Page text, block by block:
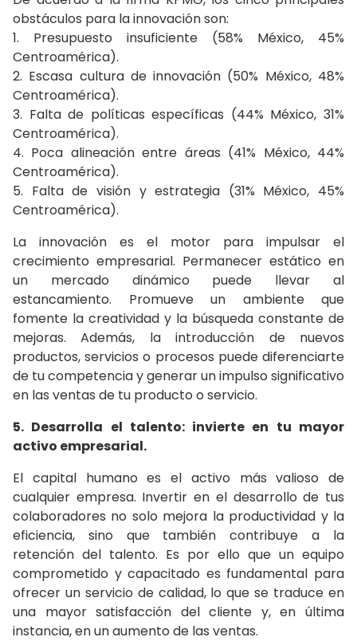
obstáculos para la innovación son:
1. Presupuesto insuficiente (58% México, 45%
Centroamérica).
2. Escasa cultura de innovación (50% México, 48%
Centroamérica).
3. Falta de políticas específicas (44% México, 31%
Centroamérica).
4. Poca alineación entre áreas (41% México, 44%
Centroamérica).
5. Falta de visión y estrategia (31% México, 45%
Centroamérica).
La innovación es el motor para impulsar el
crecimiento empresarial. Permanecer estático en
un mercado dinámico puede llevar al
estancamiento. Promueve un ambiente que
fomente la creatividad y la búsqueda constante de
mejoras. Además, la introducción de nuevos
productos, servicios o procesos puede diferenciarte
de tu competencia y generar un impulso significativo
en las ventas de tu producto o servicio.
5. Desarrolla el talento: invierte en tu mayor
activo empresarial.
El capital humano es el activo más valioso de
cualquier empresa. Invertir en el desarrollo de tus
colaboradores no solo mejora la productividad y la
eficiencia, sino que también contribuye a la
retención del talento. Es por ello que un equipo
comprometido y capacitado es fundamental para
ofrecer un servicio de calidad, lo que se traduce en
una mayor satisfacción del cliente y, en última
instancia, en un aumento de las ventas.